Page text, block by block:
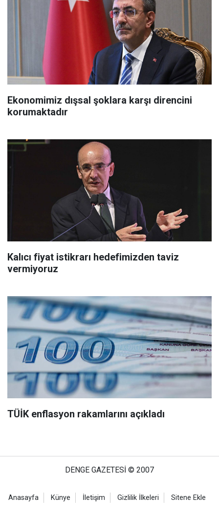
Ekonomimiz dışsal şoklara karşı direncini
korumaktadır
Kalıcı fiyat istikrarı hedefimizden taviz
vermiyoruz
TÜİK enflasyon rakamlarını açıkladı
DENGE GAZETESİ © 2007
Anasayfa Künye İletişim Gizlilik İlkeleri Sitene Ekle